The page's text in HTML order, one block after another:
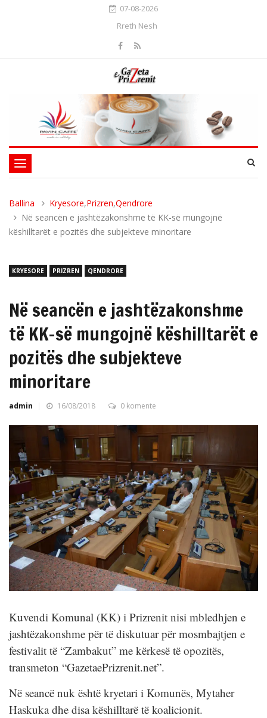
07-08-2026
Rreth Nesh
Toggle
navigation
Ballina Kryesore,Prizren,Qendrore
Në seancën e jashtëzakonshme të KK-së mungojnë
këshilltarët e pozitës dhe subjekteve minoritare
KRYESORE PRIZREN QENDRORE
Në seancën e jashtëzakonshme
të KK-së mungojnë këshilltarët e
pozitës dhe subjekteve
minoritare
admin 16/08/2018 0 komente
Kuvendi Komunal (KK) i Prizrenit nisi mbledhjen e
jashtëzakonshme për të diskutuar për mosmbajtjen e
festivalit të “Zambakut” me kërkesë të opozitës,
transmeton “GazetaePrizrenit.net”.
Në seancë nuk është kryetari i Komunës, Mytaher
Haskuka dhe disa këshilltarë të koalicionit.